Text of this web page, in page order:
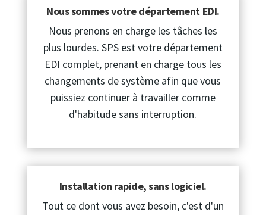
Nous sommes votre département EDI.
Nous prenons en charge les tâches les
plus lourdes. SPS est votre département
EDI complet, prenant en charge tous les
changements de système afin que vous
puissiez continuer à travailler comme
d'habitude sans interruption.
Installation rapide, sans logiciel.
Tout ce dont vous avez besoin, c'est d'un